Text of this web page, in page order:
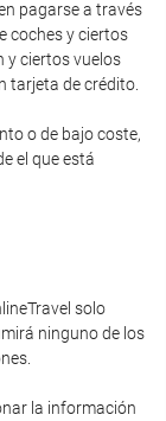
pagarse a través
coches y ciertos
y ciertos vuelos
tarjeta de crédito.
o de bajo coste,
el que está
solo
ninguno de los
la información